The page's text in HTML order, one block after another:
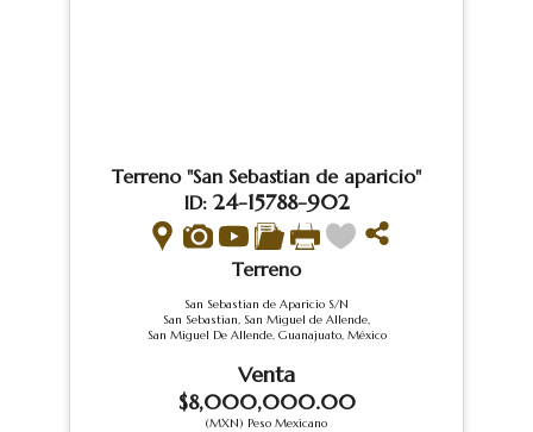
Terreno "San Sebastian de aparicio"
ID: 24-15788-902
Terreno
San Sebastian de Aparicio S/N
San Sebastian, San Miguel de Allende,
San Miguel De Allende, Guanajuato, México
Venta
$8,000,000.00
(MXN) Peso Mexicano